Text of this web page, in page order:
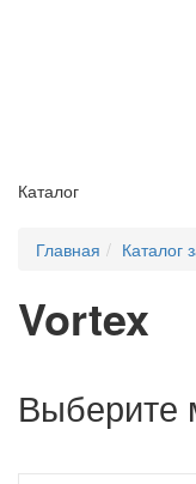
Каталог
Главная Каталог
Vortex
Выберите